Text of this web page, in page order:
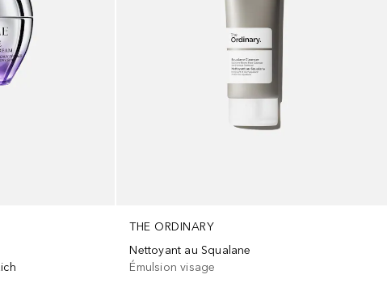
THE ORDINARY
Nettoyant au Squalane
Émulsion visage